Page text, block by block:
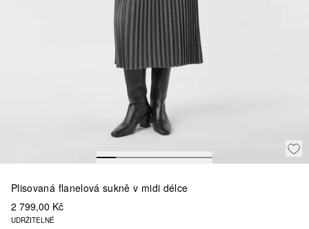
Plisovaná flanelová sukně v midi délce
2 799,00 Kč
UDRŽITELNÉ